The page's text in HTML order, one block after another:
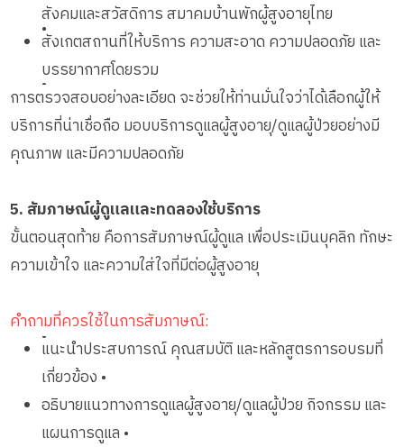
สังคมและสวัสดิการ สมาคมบ้านพักผู้สูงอายุไทย
•
สังเกตสถานที่ให้บริการ ความสะอาด ความปลอดภัย และ
บรรยากาศโดยรวม
•
การตรวจสอบอย่างละเอียด จะช่วยให้ท่านมั่นใจว่าได้เลือกผู้ให้
บริการที่น่าเชื่อถือ มอบบริการดูแลผู้สูงอายุ/ดูแลผู้ป่วยอย่างมี
คุณภาพ และมีความปลอดภัย
5. สัมภาษณ์ผู้ดูแลและทดลองใช้บริการ
ขั้นตอนสุดท้าย คือการสัมภาษณ์ผู้ดูแล เพื่อประเมินบุคลิก ทักษะ
ความเข้าใจ และความใส่ใจที่มีต่อผู้สูงอายุ
คำถามที่ควรใช้ในการสัมภาษณ์:
•
แนะนำประสบการณ์ คุณสมบัติ และหลักสูตรการอบรมที่
เกี่ยวข้อง •
อธิบายแนวทางการดูแลผู้สูงอายุ/ดูแลผู้ป่วย กิจกรรม และ
แผนการดูแล •